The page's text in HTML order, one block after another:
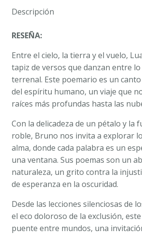
Y
VUELO.
IL
CIELO,
LA
TERRA
E
VOLO.
LUANA
BRUNO
cantidad
Descripción
RESEÑA:
Entre el cielo, la tierra y el vuelo,
tapiz de versos que danzan entre
terrenal. Este poemario es un
del espíritu humano, un viaje que
raíces más profundas hasta las
Con la delicadeza de un pétalo y la
roble, Bruno nos invita a explorar
alma, donde cada palabra es un
una ventana. Sus poemas son un
naturaleza, un grito contra la
de esperanza en la oscuridad.
Desde las lecciones silenciosas de
el eco doloroso de la exclusión,
puente entre mundos, una